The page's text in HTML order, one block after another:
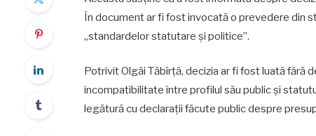
În document ar fi fost invocată o prevedere din
„standardelor statutare și politice”.
Potrivit Olgăi Tăbîrță, decizia ar fi fost luată fără
incompatibilitate între profilul său public și
legătură cu declarații făcute public despre